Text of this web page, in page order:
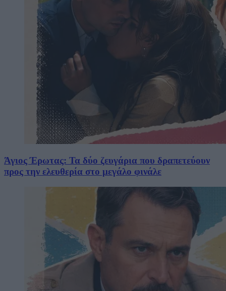
Άγιος Έρωτας: Τα δύο ζευγάρια που δραπετεύουν
προς την ελευθερία στο μεγάλο φινάλε